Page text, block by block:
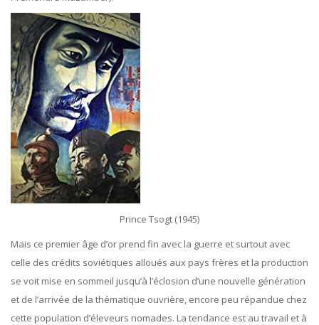
Prince Tsogt (1945)
Mais ce premier âge d’or prend fin avec la guerre et surtout avec
celle des crédits soviétiques alloués aux pays frères et la production
se voit mise en sommeil jusqu’à l’éclosion d’une nouvelle génération
et de l’arrivée de la thématique ouvrière, encore peu répandue chez
cette population d’éleveurs nomades. La tendance est au travail et à